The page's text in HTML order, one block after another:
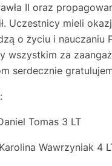
II oraz
Uczestnicy mieli
o życiu i nauczaniu
wszystkim za
serdecznie
Tomas 3 LT
Wawrzyniak 4